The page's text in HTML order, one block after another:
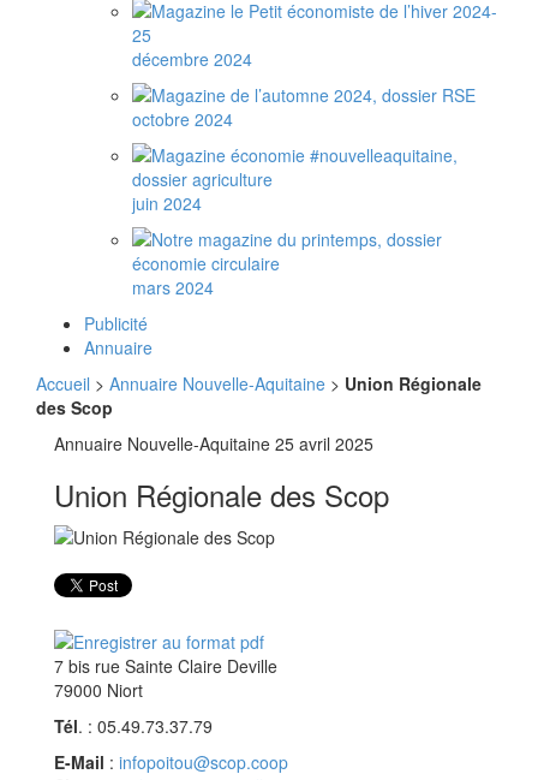
décembre 2024
octobre 2024
juin 2024
mars 2024
Publicité
Annuaire
Accueil > Annuaire Nouvelle-Aquitaine > Union Régionale
des Scop
Annuaire Nouvelle-Aquitaine 25 avril 2025
Union Régionale des Scop
7 bis rue Sainte Claire Deville
79000 Niort
Tél. : 05.49.73.37.79
E-Mail : infopoitou@scop.coop